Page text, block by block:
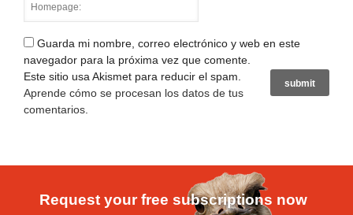
Guarda mi nombre, correo electrónico y web en este
navegador para la próxima vez que comente.
Este sitio usa Akismet para reducir el spam.
Aprende cómo se procesan los datos de tus
comentarios
Request your free subscriptions now